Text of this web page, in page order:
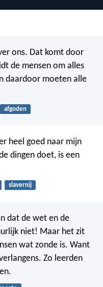
ons. Dat komt door
de mensen om alles
daardoor moeten alle
afgoden
heel goed naar mijn
dingen doet, is een
slavernij
dat de wet en de
niet! Maar het zit
wat zonde is. Want
Zo leerden